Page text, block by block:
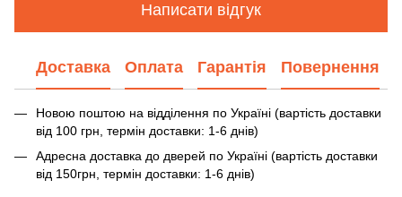
Написати відгук
Доставка Оплата Гарантія Повернення
Новою поштою на відділення по Україні (вартість доставки
від 100 грн, термін доставки: 1-6 днів)
Адресна доставка до дверей по Україні (вартість доставки
від 150грн, термін доставки: 1-6 днів)